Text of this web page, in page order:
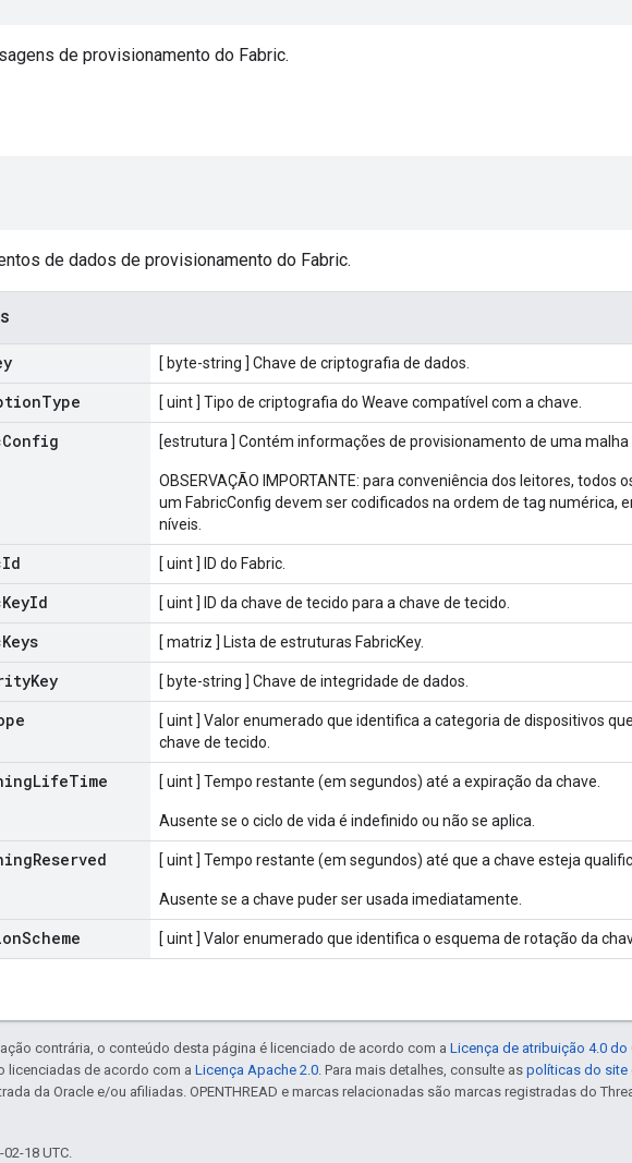
de provisionamento do Fabric.
de dados de provisionamento do Fabric.
[ byte-string ] Chave de criptografia de dados.
Type [ uint ] Tipo de criptografia do Weave compatível com a chave.
Config [estrutura ] Contém informações de provisionamento de uma malha
OBSERVAÇÃO IMPORTANTE: para conveniência dos leitores, todos
um FabricConfig devem ser codificados na ordem de tag numérica,
níveis.
Id [ uint ] ID do Fabric.
KeyId [ uint ] ID da chave de tecido para a chave de tecido.
Keys [ matriz ] Lista de estruturas FabricKey.
Key [ byte-string ] Chave de integridade de dados.
[ uint ] Valor enumerado que identifica a categoria de dispositivos
chave de tecido.
LifeTime [ uint ] Tempo restante (em segundos) até a expiração da chave.
Ausente se o ciclo de vida é indefinido ou não se aplica.
Reserved
[ uint ] Tempo restante (em segundos) até que a chave esteja
Ausente se a chave puder ser usada imediatamente.
Scheme [ uint ] Valor enumerado que identifica o esquema de rotação da
contrária, o conteúdo desta página é licenciado de acordo com a Licença de atribuição 4.0 do
licenciadas de acordo com a Licença Apache 2.0. Para mais detalhes, consulte as políticas do site
da Oracle e/ou afiliadas. OPENTHREAD e marcas relacionadas são marcas registradas do
18 UTC.